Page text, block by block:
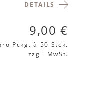
DETAILS
9,00 €
Pckg.à 50 Stck.
zzgl. MwSt.